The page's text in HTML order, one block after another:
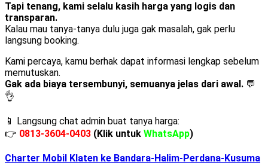
Tapi tenang, kami selalu kasih harga yang logis dan
transparan.
Kalau mau tanya-tanya dulu juga gak masalah, gak perlu
langsung booking.
Kami percaya, kamu berhak dapat informasi lengkap sebelum
memutuskan.
Gak ada biaya tersembunyi, semuanya jelas dari awal. 💬
👌
📱 Langsung chat admin buat tanya harga:
👉 0813-3604-0403 (Klik untuk WhatsApp)
Charter Mobil Klaten ke Bandara-Halim-Perdana-Kusuma